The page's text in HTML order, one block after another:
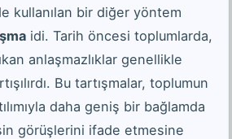
kullanılan bir diğer yöntem
idi. Tarih öncesi toplumlarda,
anlaşmazlıklar genellikle
Bu tartışmalar, toplumun
daha geniş bir bağlamda
görüşlerini ifade etmesine